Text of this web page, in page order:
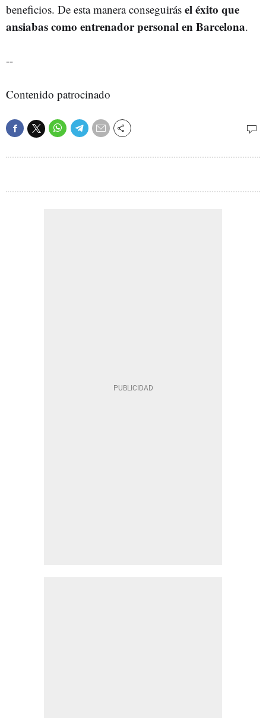
beneficios. De esta manera conseguirás el éxito que
ansiabas como entrenador personal en Barcelona.
--
Contenido patrocinado